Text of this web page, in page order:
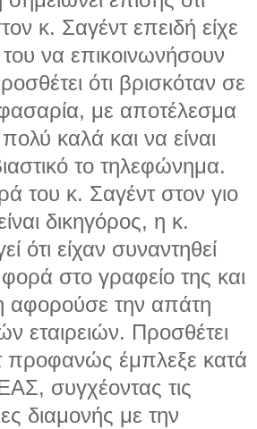
κ. Σαγέντ επειδή είχε
να επικοινωνήσουν
ότι βρισκόταν σε
με αποτέλεσμα
καλά και να είναι
το τηλεφώνημα.
του κ. Σαγέντ στον γιο
δικηγόρος, η κ.
ότι είχαν συναντηθεί
στο γραφείο της και
αφορούσε την απάτη
εταιρειών. Προσθέτει
προφανώς έμπλεξε κατά
συγχέοντας τις
διαμονής με την